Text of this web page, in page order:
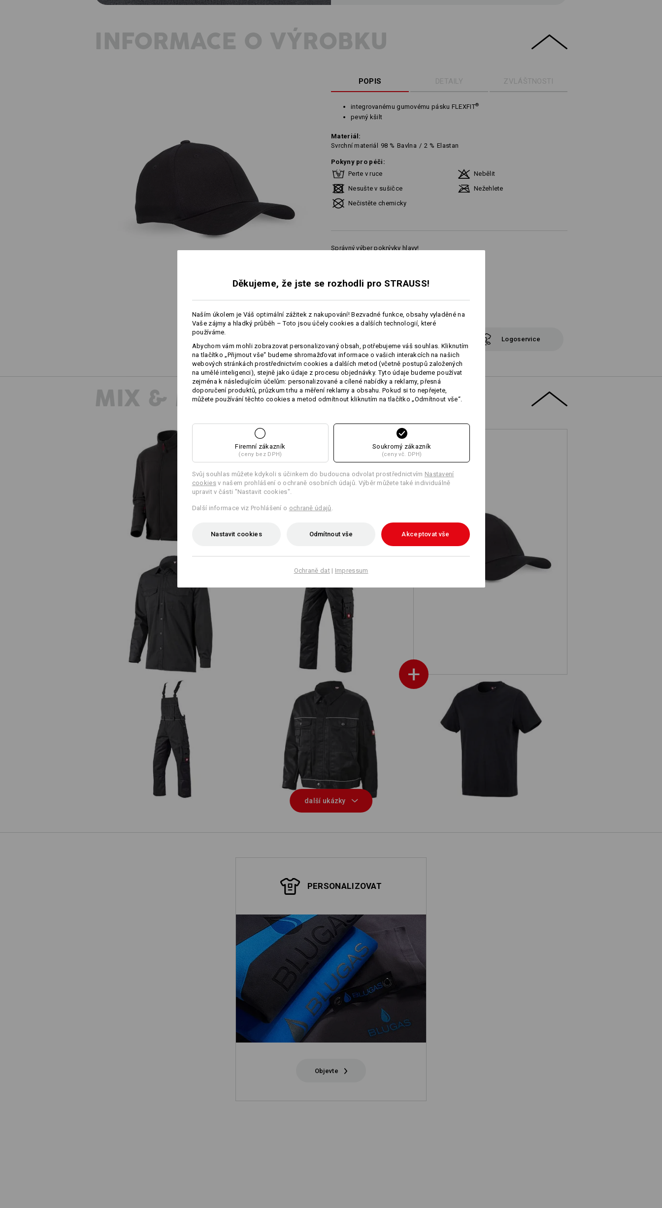
INFORMACE O VÝROBKU
POPIS DETAILY ZVLÁŠTNOSTI
integrovanému gumovému pásku FLEXFIT®
pevný kšilt
Materiál:
Svrchní materiál
98 % Bavlna / 2 % Elastan
Pokyny pro péči:
Perte v ruce
Nebělit
Nesušte v sušičce
Nežehlete
Nečistěte chemicky
Správný výber pokrývky hlavy!
Personalizace:
Logoservice
MIX & MATCH
+
Fleecová bunda e.s.classic
Pracovní košile e.s.classic, krátký
Pracovní košile e.s.classic, dlouhý
Kalhoty do pasu e.s.classic
Kalhoty s laclem e.s.classic Pracovní bunda e.s.classic e.s. Tričko cotton
další ukázky
PERSONALIZOVAT
Objevte
Děkujeme, že jste se rozhodli pro STRAUSS!
Naším úkolem je Váš optimální zážitek z nakupování! Bezvadné funkce, obsahy vyladěné na
Vaše zájmy a hladký průběh – Toto jsou účely cookies a dalších technologií, které
používáme.
Abychom vám mohli zobrazovat personalizovaný obsah, potřebujeme váš souhlas. Kliknutím
na tlačítko „Přijmout vše“ budeme shromažďovat informace o vašich interakcích na našich
webových stránkách prostřednictvím cookies a dalších metod (včetně postupů založených
na umělé inteligenci), stejně jako údaje z procesu objednávky. Tyto údaje budeme používat
zejména k následujícím účelům: personalizované a cílené nabídky a reklamy, přesná
doporučení produktů, průzkum trhu a měření reklamy a obsahu. Pokud si to nepřejete,
můžete používání těchto cookies a metod odmítnout kliknutím na tlačítko „Odmítnout vše“.
Firemní zákazník
(ceny bez DPH)
Soukromý zákazník
(ceny vč. DPH)
Svůj souhlas můžete kdykoli s účinkem do budoucna odvolat prostřednictvím Nastavení
cookiesv našem prohlášení o ochraně osobních údajů. Výběr můžete také individuálně
upravit v části "Nastavit cookies".
Další informace viz Prohlášení o ochraně údajů.
Nastavit cookies Odmítnout vše Akceptovat vše
Ochraně dat| Impressum